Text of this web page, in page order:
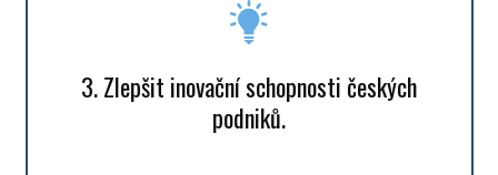
3. Zlepšit inovační schopnosti českých
podniků.